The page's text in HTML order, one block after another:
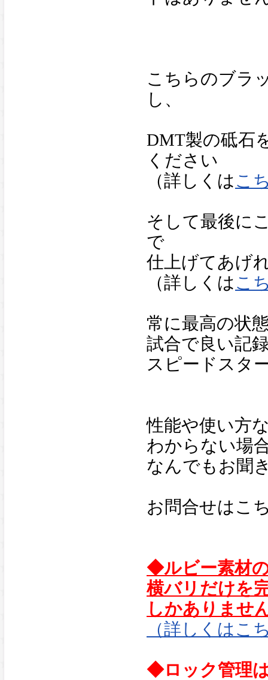
こちらのブラ
し、
DMT製の砥石
ください
（詳しくはこ
そして最後に
で
仕上げてあげ
（詳しくはこ
常に最高の状
試合で良い記
スピードスタ
性能や使い方
わからない場
なんでもお聞
お問合せはこ
◆ルビー素材
横バリだけを
しかありませ
（詳しくはこ
◆ロック管理